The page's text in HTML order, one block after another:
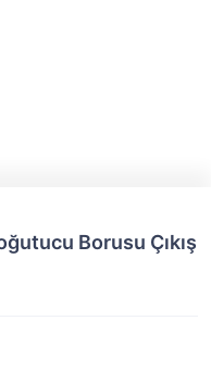
Borusu Çıkış